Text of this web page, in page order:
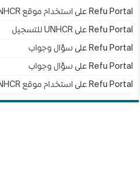
Refu Portal على استخدام موقع UNHCR
Refu Portal علىUNHCR للتسجيل
Refu Portal على سؤال وجواب
Refu Portal على سؤال وجواب
Refu Portal على استخدام موقع UNHCR